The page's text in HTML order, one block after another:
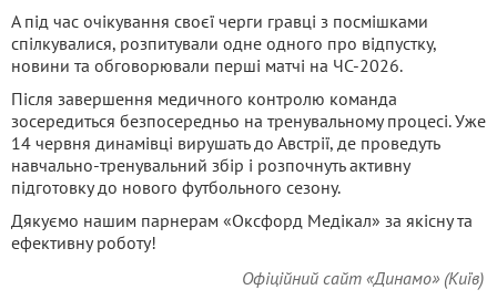
А під час очікування своєї черги гравці з посмішками
спілкувалися, розпитували одне одного про відпустку,
новини та обговорювали перші матчі на ЧС-2026.
Після завершення медичного контролю команда
зосередиться безпосередньо на тренувальному процесі. Уже
14 червня динамівці вирушать до Австрії, де проведуть
навчально-тренувальний збір і розпочнуть активну
підготовку до нового футбольного сезону.
Дякуємо нашим парнерам «Оксфорд Медікал» за якісну та
ефективну роботу!
Офіційний сайт «Динамо» (Київ)